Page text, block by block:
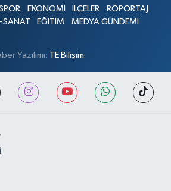
EKONOMİ İLÇELER
RÖPORTAJ
SANAT EĞİTİM MEDYA GÜNDEMİ
Yazılımı: TE Bilişim